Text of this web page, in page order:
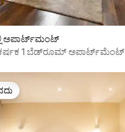
ಅಪಾರ್ಟ್‌ಮಂಟ್
1 ಬೆಡ್‌ರೂಮ್ ಅಪಾರ್ಟ್‌ಮೆಂಟ್